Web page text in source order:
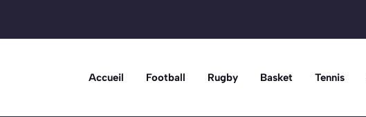
Accueil Football Rugby Basket Tennis